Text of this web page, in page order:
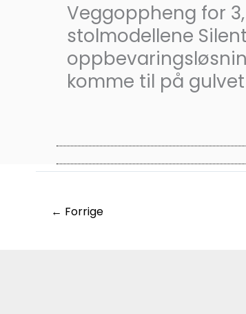
Veggoppheng for
stolmodellene
komme til på
← Forrige